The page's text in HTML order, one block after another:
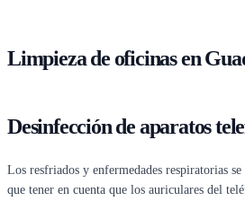
Limpieza de oficinas en
Desinfección de aparatos
Los resfriados y enfermedades respiratorias
que tener en cuenta que los auriculares del